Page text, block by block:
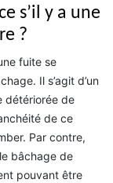
s’il y a une
?
fuite se
Il s’agit d’un
détériorée de
de ce
Par contre,
bâchage de
pouvant être